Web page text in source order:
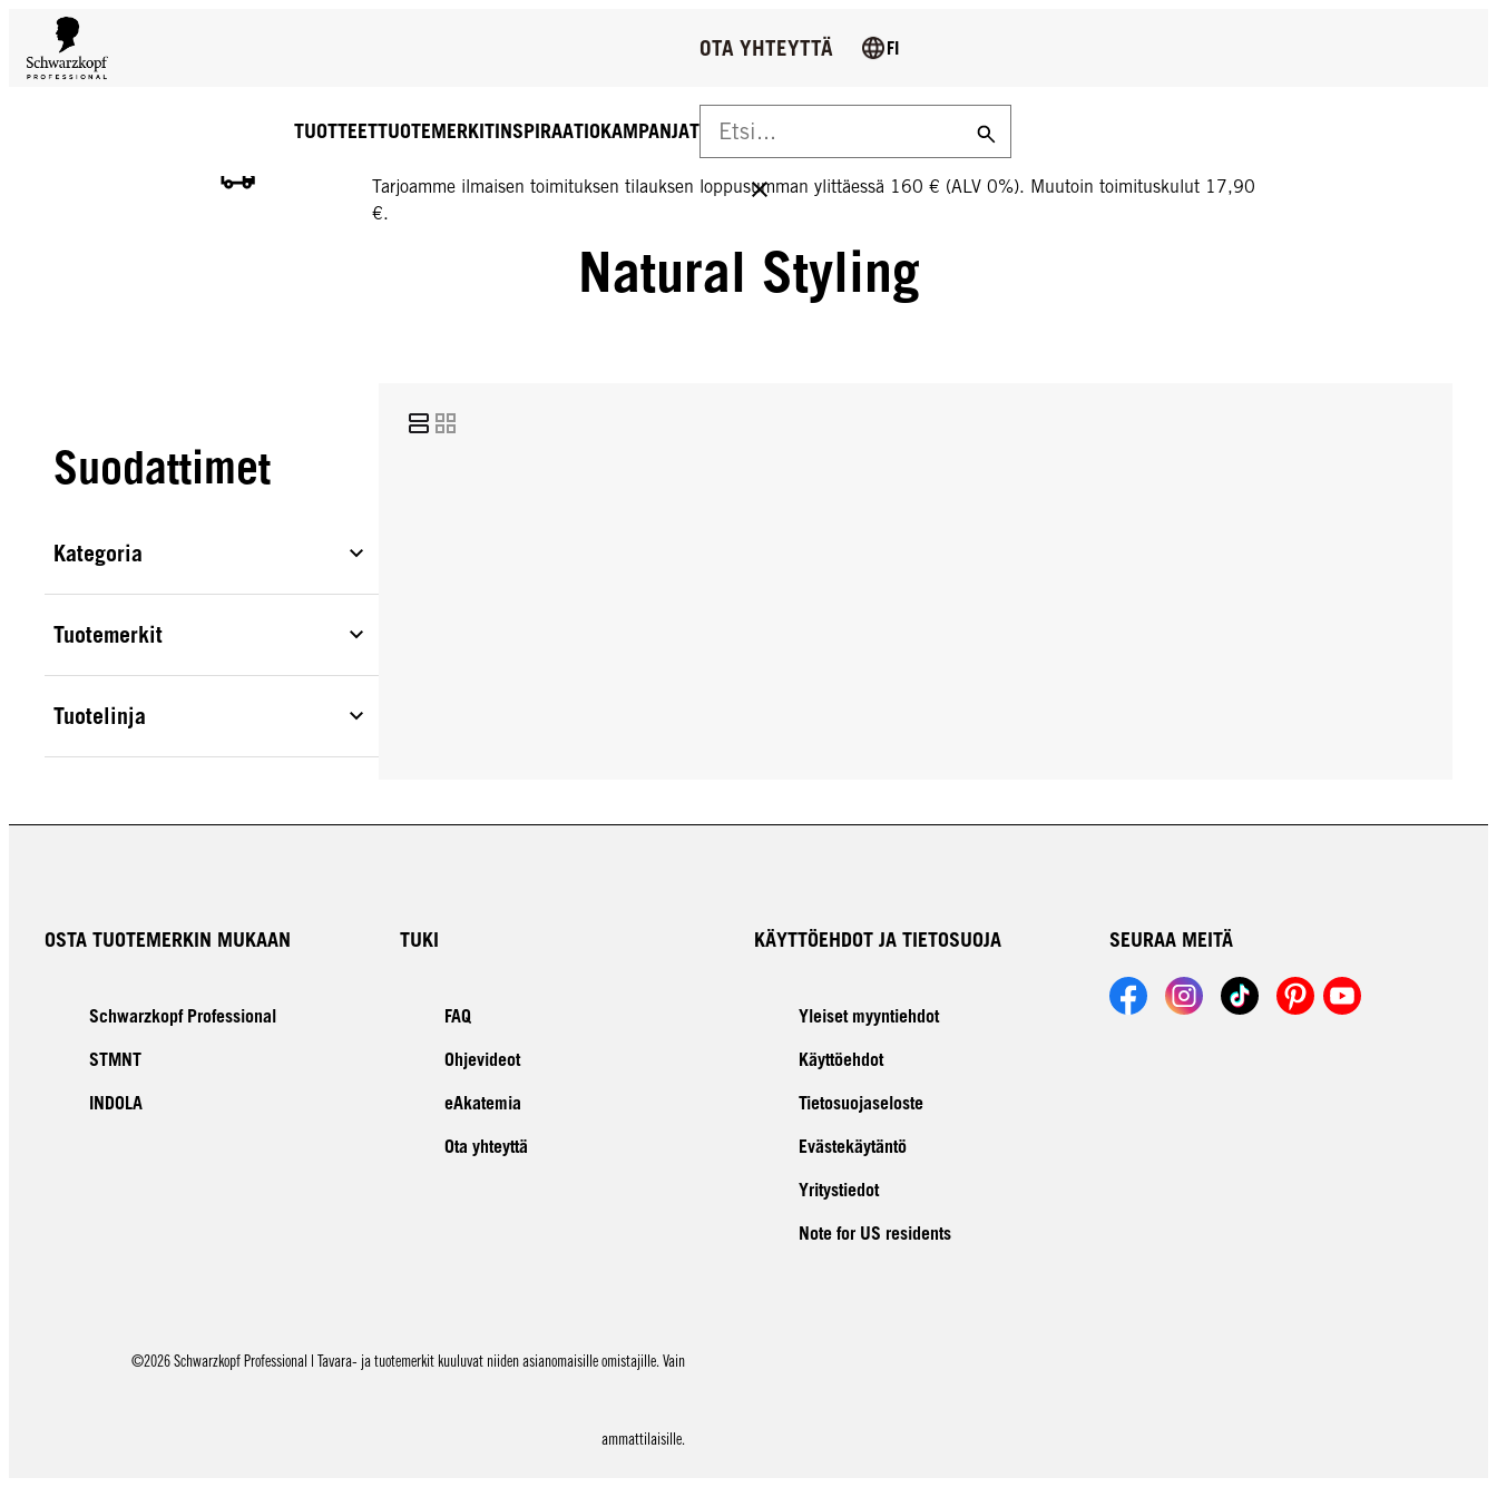
Tarjoamme ilmaisen toimituksen tilauksen loppusumman ylittäessä 160 € (ALV 0%). Muutoin toimituskulut 17,90
€.
TUOTTEETTUOTEMERKITINSPIRAATIOKAMPANJAT
OTA YHTEYTTÄ FI
Natural Styling
Suodattimet
Kategoria
Tuotemerkit
Tuotelinja
OSTA TUOTEMERKIN MUKAAN
Schwarzkopf Professional
STMNT
INDOLA
TUKI
FAQ
Ohjevideot
eAkatemia
Ota yhteyttä
KÄYTTÖEHDOT JA TIETOSUOJA
Yleiset myyntiehdot
Käyttöehdot
Tietosuojaseloste
Evästekäytäntö
Yritystiedot
Note for US residents
SEURAA MEITÄ
©2026 Schwarzkopf Professional | Tavara- ja tuotemerkit kuuluvat niiden asianomaisille omistajille. Vain
ammattilaisille.